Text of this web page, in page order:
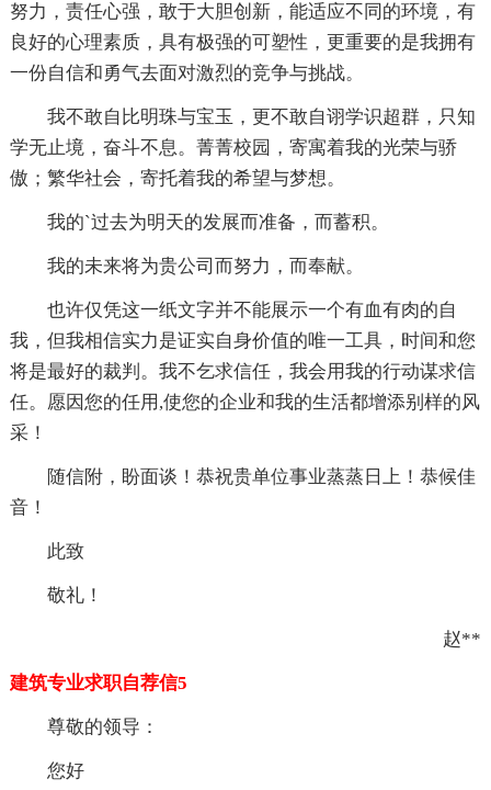
努力，责任心强，敢于大胆创新，能适应不同的环境，有
良好的心理素质，具有极强的可塑性，更重要的是我拥有
一份自信和勇气去面对激烈的竞争与挑战。
我不敢自比明珠与宝玉，更不敢自诩学识超群，只知
学无止境，奋斗不息。菁菁校园，寄寓着我的光荣与骄
傲；繁华社会，寄托着我的希望与梦想。
我的`过去为明天的发展而准备，而蓄积。
我的未来将为贵公司而努力，而奉献。
也许仅凭这一纸文字并不能展示一个有血有肉的自
我，但我相信实力是证实自身价值的唯一工具，时间和您
将是最好的裁判。我不乞求信任，我会用我的行动谋求信
任。愿因您的任用,使您的企业和我的生活都增添别样的风
采！
随信附，盼面谈！恭祝贵单位事业蒸蒸日上！恭候佳
音！
此致
敬礼！
赵**
建筑专业求职自荐信5
尊敬的领导：
您好